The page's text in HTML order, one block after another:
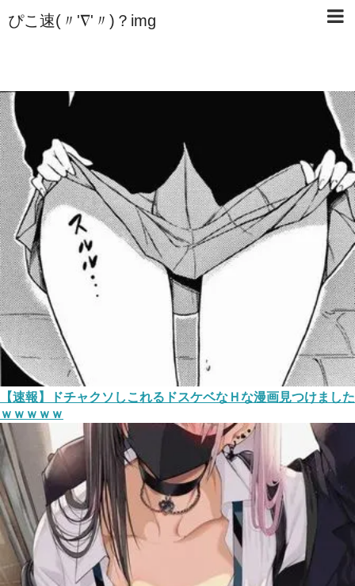
ぴこ速(〃'∇'〃)？img
【速報】ドチャクソしこれるドスケベなＨな漫画見つけました
ｗｗｗｗｗ